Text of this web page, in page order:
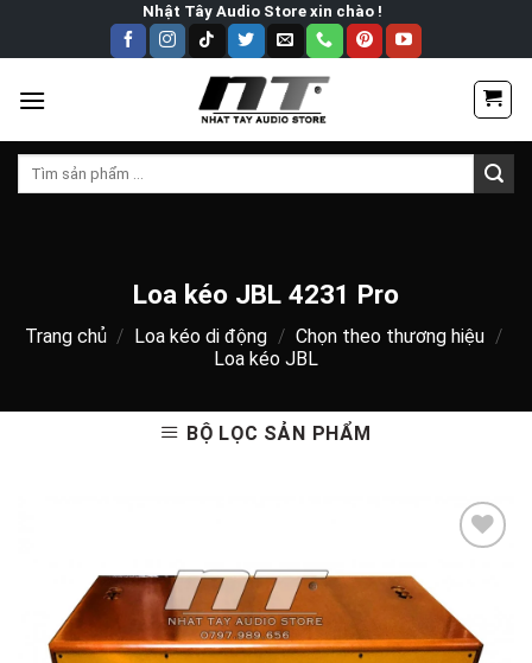
Nhật Tây Audio Store xin chào !
Tìm
Loa kéo JBL 4231 Pro
Trang chủ / Loa kéo di động / Chọn theo thương hiệu /
Loa kéo JBL
BỘ LỌC SẢN PHẨM
Add to
wishlist